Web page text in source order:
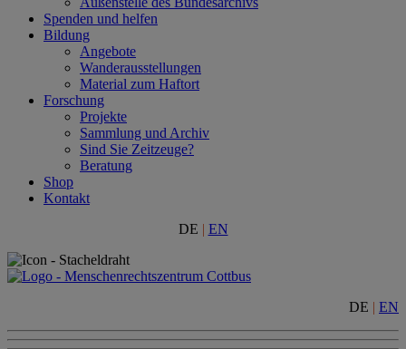
Spenden und helfen
Bildung
Angebote
Wanderausstellungen
Material zum Haftort
Forschung
Projekte
Sammlung und Archiv
Sind Sie Zeitzeuge?
Beratung
Shop
Kontakt
DE | EN
DE | EN